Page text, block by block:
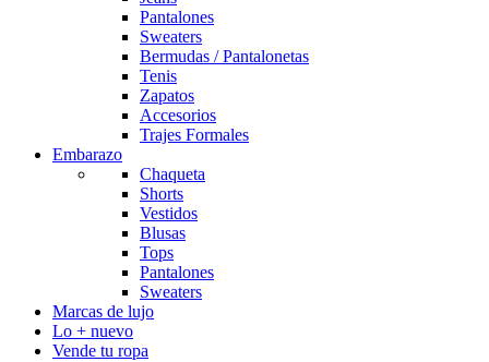
Pantalones
Sweaters
Bermudas / Pantalonetas
Tenis
Zapatos
Accesorios
Trajes Formales
Embarazo
Chaqueta
Shorts
Vestidos
Blusas
Tops
Pantalones
Sweaters
Marcas de lujo
Lo + nuevo
Vende tu ropa